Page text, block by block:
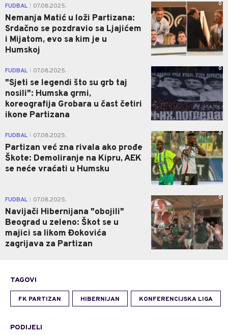
FUDBAL 07.08.2025.
Nemanja Matić u loži Partizana:
Srdačno se pozdravio sa Ljajićem
i Mijatom, evo sa kim je u
Humskoj
0
FUDBAL 07.08.2025.
"Sjeti se legendi što su grb taj
nosili": Humska grmi,
koreografija Grobara u čast četiri
ikone Partizana
0
FUDBAL 07.08.2025.
Partizan već zna rivala ako prođe
Škote: Demoliranje na Kipru, AEK
se neće vraćati u Humsku
0
FUDBAL 07.08.2025.
Navijači Hibernijana "obojili"
Beograd u zeleno: Škot se u
majici sa likom Đokovića
zagrijava za Partizan
0
TAGOVI
FK PARTIZAN HIBERNIJAN KONFERENCIJSKA LIGA
PODIJELI